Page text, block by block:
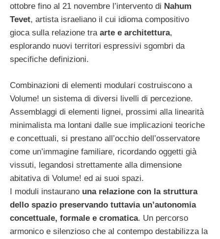
ottobre fino al 21 novembre l’intervento di Nahum
Tevet, artista israeliano il cui idioma compositivo
gioca sulla relazione tra arte e architettura,
esplorando nuovi territori espressivi sgombri da
specifiche definizioni.
Combinazioni di elementi modulari costruiscono a
Volume! un sistema di diversi livelli di percezione.
Assemblaggi di elementi lignei, prossimi alla linearità
minimalista ma lontani dalle sue implicazioni teoriche
e concettuali, si prestano all’occhio dell’osservatore
come un’immagine familiare, ricordando oggetti già
vissuti, legandosi strettamente alla dimensione
abitativa di Volume! ed ai suoi spazi.
I moduli instaurano una relazione con la struttura
dello spazio preservando tuttavia un’autonomia
concettuale, formale e cromatica. Un percorso
armonico e silenzioso che al contempo destabilizza la